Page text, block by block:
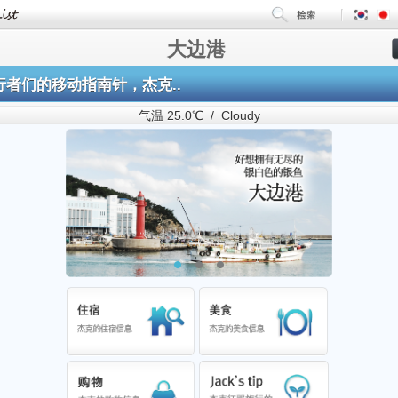
大边港
者们的移动指南针，杰克..
气温 25.0℃ / Cloudy